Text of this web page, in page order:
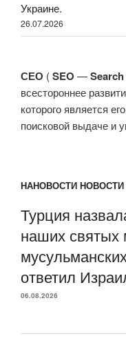
Украине.
26.07.2026
СЕО (SEO —
всестороннее
которого является
поисковой выдаче и
НАНОВОСТИ НОВОСТИ
Турция
наших святых
ответил
06.08.2026